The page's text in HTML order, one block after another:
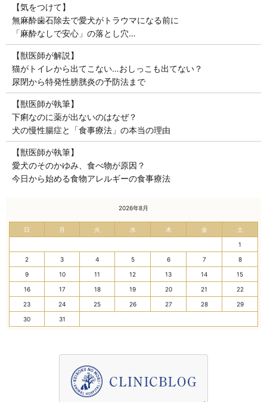
【気をつけて】
無麻酔歯石除去で愛犬がトラウマになる前に
「麻酔なしで安心」の落とし穴…
【獣医師が解説】
猫がトイレから出てこない…おしっこも出てない？
尿閉から特発性膀胱炎の予防法まで
【獣医師が執筆】
下痢なのに薬が出ないのはなぜ？
犬の慢性腸症と「食事療法」の本当の理由
【獣医師が執筆】
愛犬のそのかゆみ、食べ物が原因？
今日から始める食物アレルギーの食事療法
2026年8月
日 月 火 水 木 金 土
1
2 3 4 5 6 7 8
9 10 11 12 13 14 15
16 17 18 19 20 21 22
23 24 25 26 27 28 29
30 31